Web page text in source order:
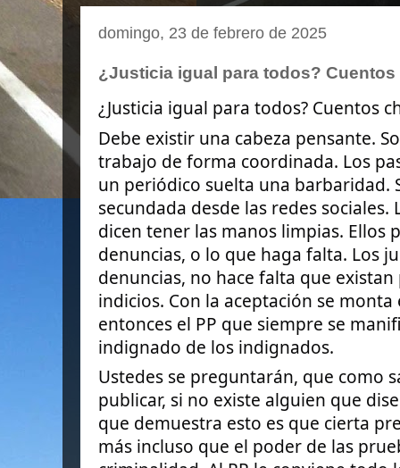
domingo, 23 de febrero de 2025
¿Justicia igual para todos?
¿Justicia igual para todos? Cuentos
Debe existir una cabeza pensante.
trabajo de forma coordinada. Los
un periódico suelta una barbaridad.
secundada desde las redes
dicen tener las manos limpias. Ellos
denuncias, o lo que haga falta. Los
denuncias, no hace falta que
indicios. Con la aceptación se
entonces el PP que siempre se
indignado de los indignados.
Ustedes se preguntarán, que como
publicar, si no existe alguien que
que demuestra esto es que cierta
más incluso que el poder de las